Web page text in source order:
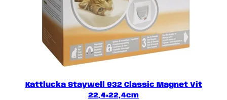
Kattlucka Staywell 932 Classic Magnet Vit
22,4×22,4cm